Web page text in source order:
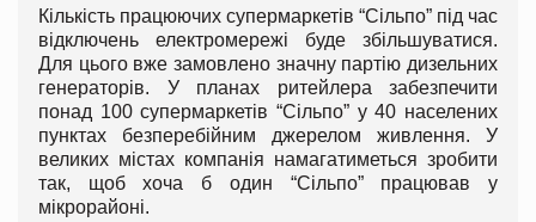
Кількість працюючих супермаркетів “Сільпо” під час
відключень електромережі буде збільшуватися.
Для цього вже замовлено значну партію дизельних
генераторів. У планах ритейлера забезпечити
понад 100 супермаркетів “Сільпо” у 40 населених
пунктах безперебійним джерелом живлення. У
великих містах компанія намагатиметься зробити
так, щоб хоча б один “Сільпо” працював у
мікрорайоні.